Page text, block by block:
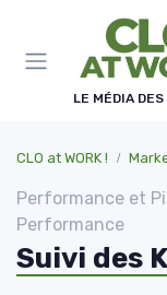
LE MÉDIA
CLO at WORK !
Performance et
Performance
Suivi des
Panneau de gestion